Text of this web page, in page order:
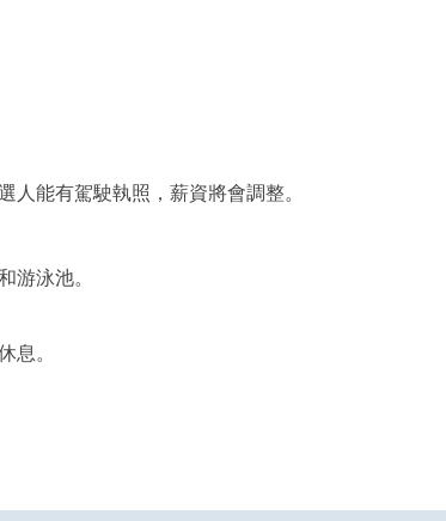
能有駕駛執照，薪資將會調整。
游泳池。
息。